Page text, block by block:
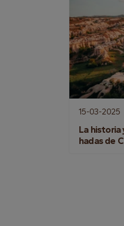
15-03-2025
La historia
hadas de